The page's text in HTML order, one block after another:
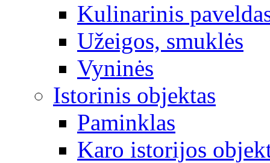
Kulinarinis
Užeigos, smuklės
Vyninės
Istorinis objektas
Paminklas
Karo istorijos